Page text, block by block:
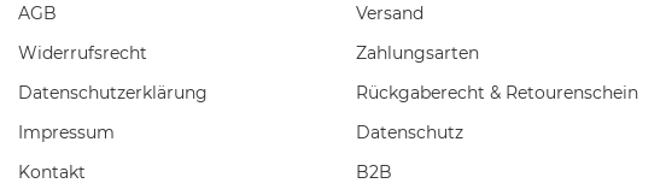
AGB
Widerrufs­recht
Daten­schutz­erklärung
Impressum
Kontakt
Versand
Zahlungsarten
Rückgaberecht & Retourenschein
Datenschutz
B2B